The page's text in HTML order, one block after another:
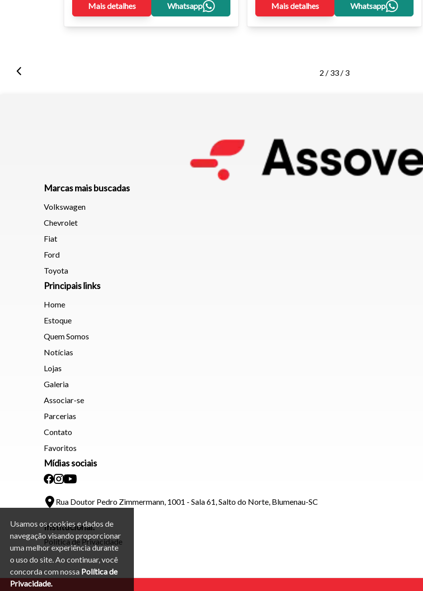
Usamos os cookies e dados de
navegação visando proporcionar
uma melhor experiência durante
o uso do site. Ao continuar, você
concorda com nossa Política de
Privacidade.
Mais detalhes Whatsapp Mais detalhes Whatsapp
2 / 33 / 3
Marcas mais buscadas
Volkswagen
Chevrolet
Fiat
Ford
Toyota
Principais links
Home
Estoque
Quem Somos
Notícias
Lojas
Galeria
Associar-se
Parcerias
Contato
Favoritos
Mídias sociais
Rua Doutor Pedro Zimmermann, 1001 - Sala 61, Salto do Norte, Blumenau-SC
Institucional:
Política de Privacidade